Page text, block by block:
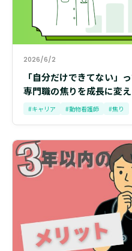
2026/6/2
「自分だけできてない」
専門職の焦りを成長に変
#キャリア #動物看護師 #焦り